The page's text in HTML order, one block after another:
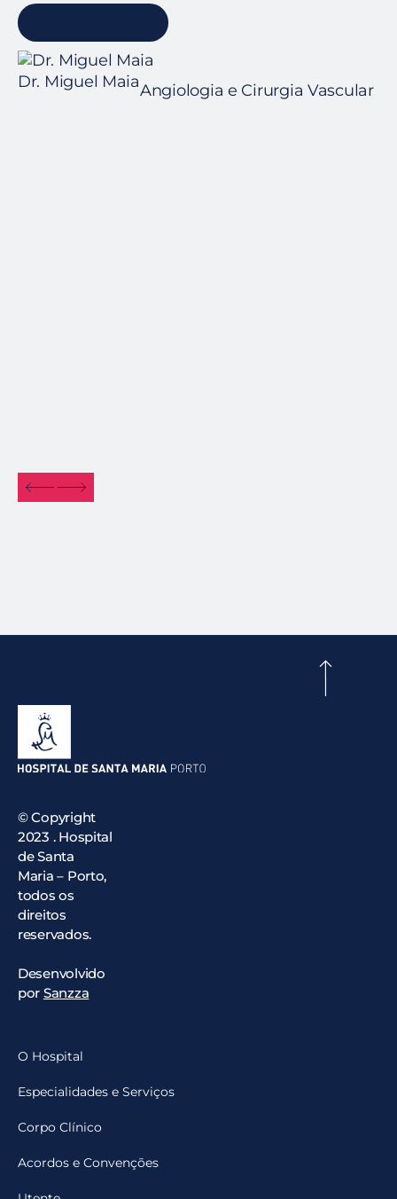
Dr. Miguel MaiaAngiologia e Cirurgia Vascular
© Copyright
2023 . Hospital
de Santa
Maria – Porto,
todos os
direitos
reservados.
Desenvolvido
por Sanzza
O Hospital
Especialidades e Serviços
Corpo Clínico
Acordos e Convenções